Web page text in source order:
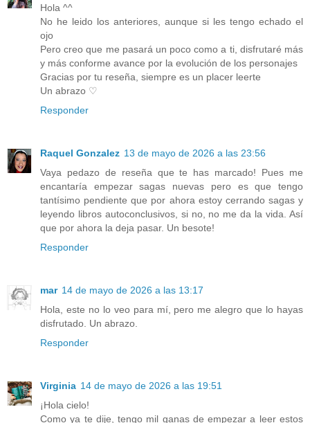
Hola ^^
No he leido los anteriores, aunque si les tengo echado el
ojo
Pero creo que me pasará un poco como a ti, disfrutaré más
y más conforme avance por la evolución de los personajes
Gracias por tu reseña, siempre es un placer leerte
Un abrazo ♡
Responder
Raquel Gonzalez 13 de mayo de 2026 a las 23:56
Vaya pedazo de reseña que te has marcado! Pues me
encantaría empezar sagas nuevas pero es que tengo
tantísimo pendiente que por ahora estoy cerrando sagas y
leyendo libros autoconclusivos, si no, no me da la vida. Así
que por ahora la deja pasar. Un besote!
Responder
mar 14 de mayo de 2026 a las 13:17
Hola, este no lo veo para mí, pero me alegro que lo hayas
disfrutado. Un abrazo.
Responder
Virginia 14 de mayo de 2026 a las 19:51
¡Hola cielo!
Como ya te dije, tengo mil ganas de empezar a leer estos